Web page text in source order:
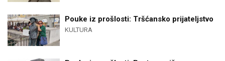
Pouke iz prošlosti: Tršćansko prijateljstvo
KULTURA